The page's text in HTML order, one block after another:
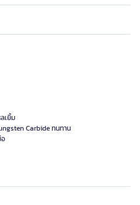
เยิ้ม
Carbide ทนทาน